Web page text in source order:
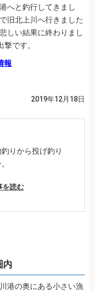
へと釣行してきまし
旧北上川へ行きました
しい結果に終わりまし
です。
報
2019年12月18日
りから投げ釣り
を読む
内
港の奥にある小さい漁